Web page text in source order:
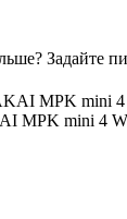
Задайте
MPK mini 4